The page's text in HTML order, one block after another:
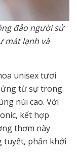
đảo người sử
mát lạnh và
unisex tươi
từ sự trong
núi cao. Với
kết hợp
thơm này
tuyết, phấn khởi